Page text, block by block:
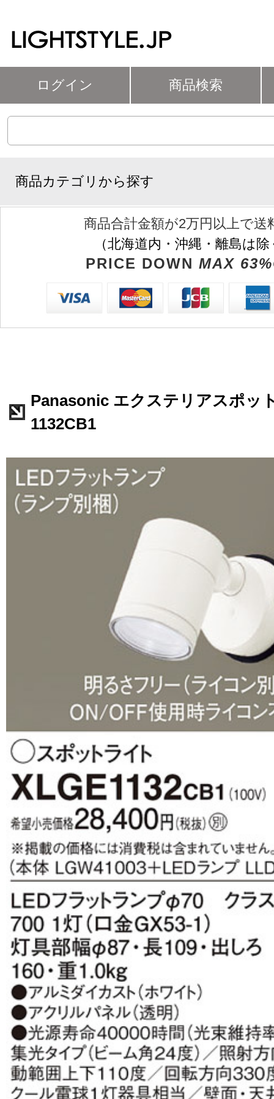
ログイン 商品検索
商品カテゴリから探す
商品合計金額が2万円以上で送
（北海道内・沖縄・離島は
PRICE DOWN MAX
Panasonic エクステリアスポッ
1132CB1